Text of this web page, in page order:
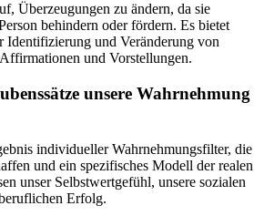
Überzeugungen zu ändern, da sie
behindern oder fördern. Es bietet
Identifizierung und Veränderung von
und Vorstellungen.
unsere Wahrnehmung
individueller Wahrnehmungsfilter, die
und ein spezifisches Modell der realen
unser Selbstwertgefühl, unsere sozialen
Erfolg.